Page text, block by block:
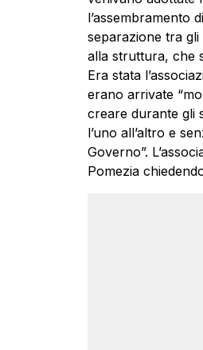
l’assembramento
separazione tra
alla struttura, che
Era stata
erano arrivate
creare durante gli
l’uno all’altro e
Governo”.
Pomezia